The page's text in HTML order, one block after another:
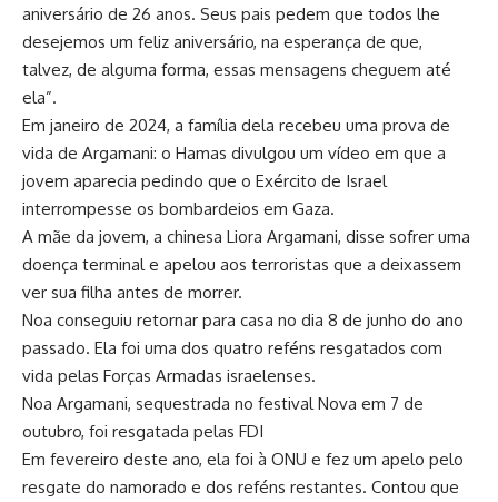
aniversário de 26 anos. Seus pais pedem que todos lhe
desejemos um feliz aniversário, na esperança de que,
talvez, de alguma forma, essas mensagens cheguem até
ela”.
Em janeiro de 2024, a família dela recebeu uma prova de
vida de Argamani: o Hamas divulgou um vídeo em que a
jovem aparecia pedindo que o Exército de Israel
interrompesse os bombardeios em Gaza.
A mãe da jovem, a chinesa Liora Argamani, disse sofrer uma
doença terminal e apelou aos terroristas que a deixassem
ver sua filha antes de morrer.
Noa conseguiu retornar para casa no dia 8 de junho do ano
passado. Ela foi uma dos quatro reféns resgatados com
vida pelas Forças Armadas israelenses.
Noa Argamani, sequestrada no festival Nova em 7 de
outubro, foi resgatada pelas FDI
Em fevereiro deste ano, ela foi à ONU e fez um apelo pelo
resgate do namorado e dos reféns restantes. Contou que